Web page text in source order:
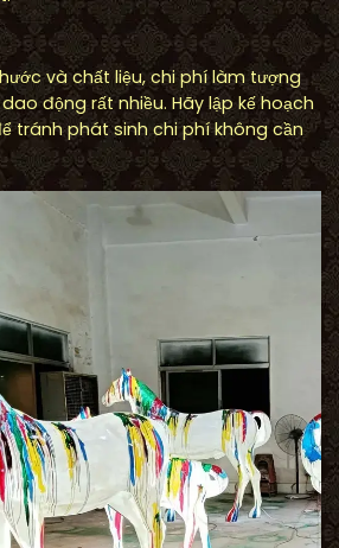
và chất liệu, chi phí làm tượng
động rất nhiều. Hãy lập kế hoạch
tránh phát sinh chi phí không cần